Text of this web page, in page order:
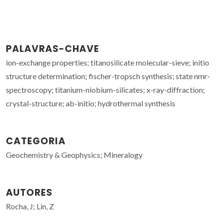
PALAVRAS-CHAVE
ion-exchange properties; titanosilicate molecular-sieve; initio
structure determination; fischer-tropsch synthesis; state nmr-
spectroscopy; titanium-niobium-silicates; x-ray-diffraction;
crystal-structure; ab-initio; hydrothermal synthesis
CATEGORIA
Geochemistry & Geophysics; Mineralogy
AUTORES
Rocha, J; Lin, Z